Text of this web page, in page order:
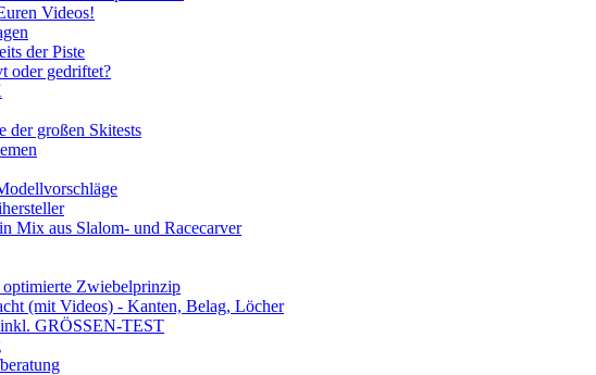
Videos!
der Piste
oder gedriftet?
der großen Skitests
Mix aus Slalom- und Racecarver
optimierte Zwiebelprinzip
(mit Videos) - Kanten, Belag, Löcher
GRÖSSEN-TEST